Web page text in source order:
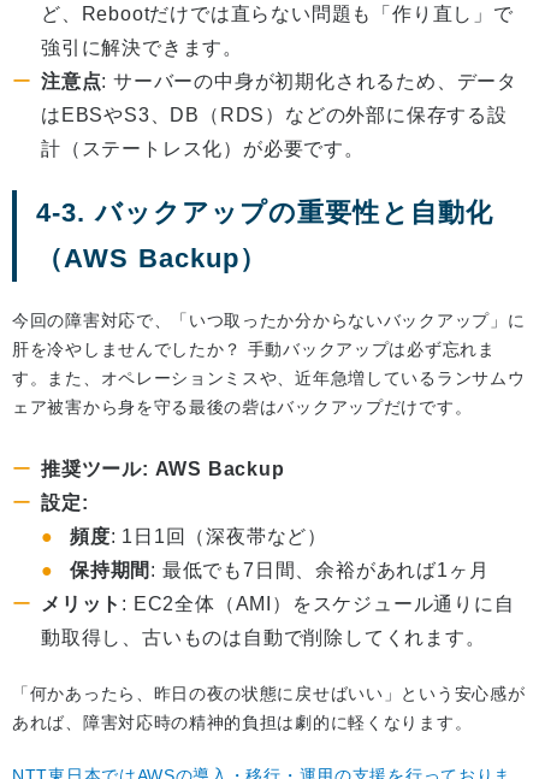
ど、Rebootだけでは直らない問題も「作り直し」で
強引に解決できます。
注意点: サーバーの中身が初期化されるため、データ
はEBSやS3、DB（RDS）などの外部に保存する設
計（ステートレス化）が必要です。
4-3. バックアップの重要性と自動化
（AWS Backup）
今回の障害対応で、「いつ取ったか分からないバックアップ」に
肝を冷やしませんでしたか？ 手動バックアップは必ず忘れま
す。また、オペレーションミスや、近年急増しているランサムウ
ェア被害から身を守る最後の砦はバックアップだけです。
推奨ツール: AWS Backup
設定:
頻度: 1日1回（深夜帯など）
保持期間 : 最低でも7日間、余裕があれば1ヶ月
メリット : EC2全体（AMI）をスケジュール通りに自
動取得し、古いものは自動で削除してくれます。
「何かあったら、昨日の夜の状態に戻せばいい」という安心感が
あれば、障害対応時の精神的負担は劇的に軽くなります。
NTT東日本ではAWSの導入・移行・運用の支援を行っておりま